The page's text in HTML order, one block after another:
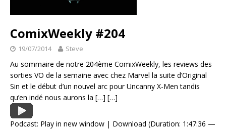
ComixWeekly #204
19/07/2014 Steve
Au sommaire de notre 204ème ComixWeekly, les reviews des
sorties VO de la semaine avec chez Marvel la suite d’Original
Sin et le début d’un nouvel arc pour Uncanny X-Men tandis
qu’en indé nous aurons la […] […]
Podcast: Play in new window | Download (Duration: 1:47:36 —